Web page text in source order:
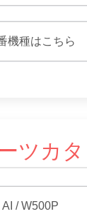
機種はこちら
ツカ
AI / W500P